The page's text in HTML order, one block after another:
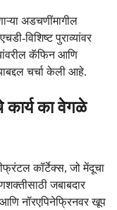
अडचणींमागील
विशिष्ट पुराव्यांवर
कॅफिन आणि
चर्चा केली आहे.
कार्य का वेगळे
कॉर्टेक्स, जो मेंदूचा
जबाबदार
नॉरएपिनेफ्रिनवर खूप